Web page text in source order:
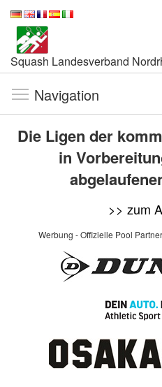
Squash Landesverband
Navigation
Die Ligen der
in
>> zum
Werbung - Offizielle Pool